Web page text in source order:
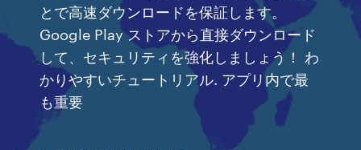
とで高速ダウンロードを保証します。
Google Play ストアから直接ダウンロード
して、セキュリティを強化しましょう！ わ
かりやすいチュートリアル. アプリ内で最
も重要